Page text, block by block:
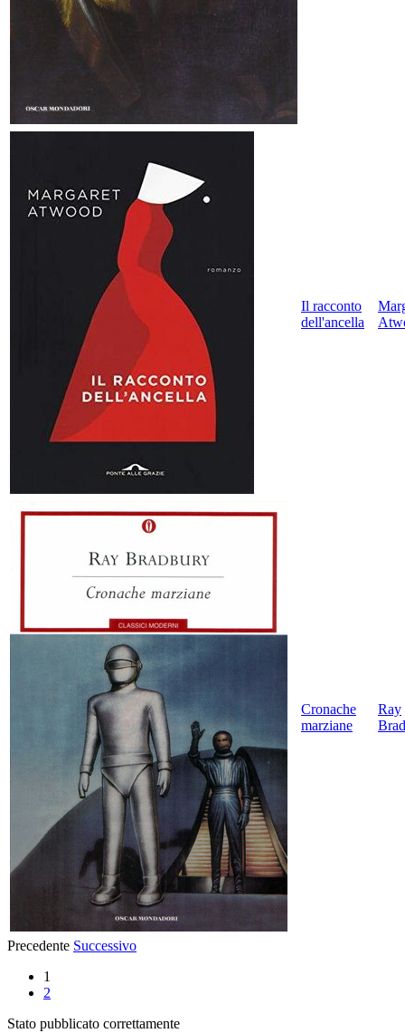
Il racconto
dell'ancella
Cronache
marziane
Ray
Precedente Successivo
1
2
Stato pubblicato correttamente